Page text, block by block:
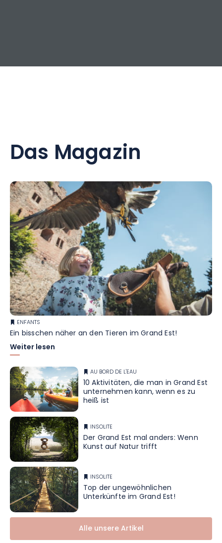
Das Magazin
ENFANTS
Ein bisschen näher an den Tieren im Grand Est!
Weiter lesen
AU BORD DE L'EAU
10 Aktivitäten, die man in Grand Est
unternehmen kann, wenn es zu
heiß ist
INSOLITE
Der Grand Est mal anders: Wenn
Kunst auf Natur trifft
INSOLITE
Top der ungewöhnlichen
Unterkünfte im Grand Est!
Alle unsere Artikel